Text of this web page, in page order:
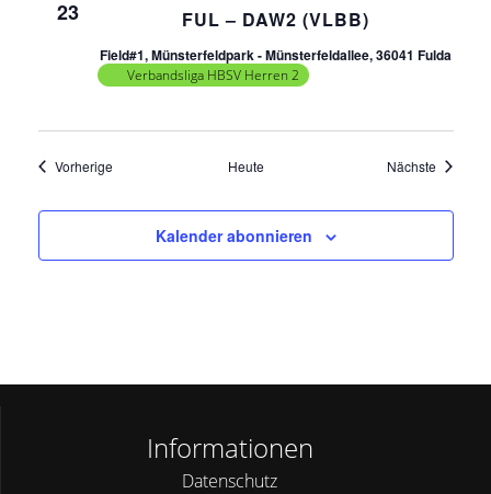
a
v
i
i
23 FUL – DAW2 (VLBB)
Field#1, Münsterfeldpark - Münsterfeldallee, 36041 Fulda
Verbandsliga HBSV Herren 2
VorherigeVeranstaltungen Heute Nächste
Kalender abonnieren
Informationen
Datenschutz